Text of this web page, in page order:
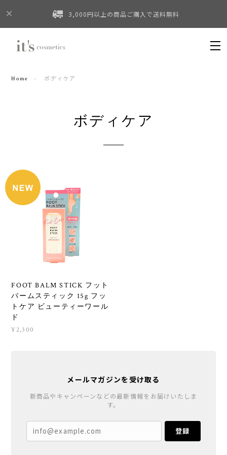
3,000円以上の商品ご購入で送料無料
Home ボディケア
ボディケア
FOOT BALM STICK フット
バームスティック 15g フッ
トケア ビューティーワール
ド
¥2,300
メールマガジンを受け取る
新商品やキャンペーンなどの最新情報をお届けいたしま
す。
登録